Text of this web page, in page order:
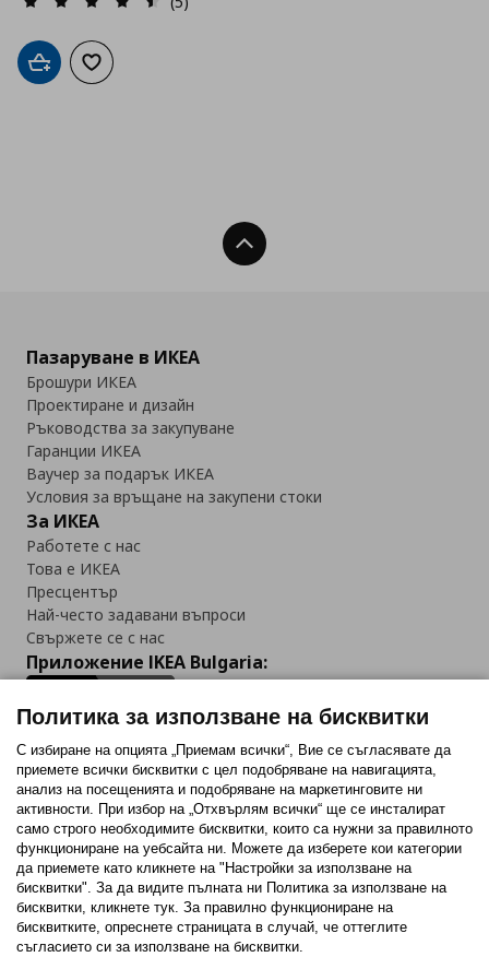
Добави в кошницата
Добави към списъка с любими
Нагоре
Пазаруване в ИКЕА
Брошури ИКЕА
Проектиране и дизайн
Ръководства за закупуване
Гаранции ИКЕА
Ваучер за подарък ИКЕА
Условия за връщане на закупени стоки
За ИКЕА
Работете с нас
Това е ИКЕА
Пресцентър
Най-често задавани въпроси
Свържете се с нас
Приложение IKEA Bulgaria:
Последвайте ни:
FacebookTwitterYoutubePinterestInstagram
Политика за използване на бисквитки (Cookies)
Политика за използване на бисквитки
С избиране на опцията „Приемам всички“, Вие се съгласявате да
приемете всички бисквитки с цел подобряване на навигацията,
анализ на посещенията и подобряване на маркетинговите ни
активности. При избор на „Отхвърлям всички“ ще се инсталират
само строго необходимитe бисквитки, които са нужни за правилното
функциониране на уебсайта ни. Можете да изберете кои категории
да приемете като кликнете на "Настройки за използване на
бисквитки". За да видите пълната ни Политика за използване на
бисквитки, кликнете тук. За правилно функциониране на
бисквитките, опреснете страницата в случай, че оттеглите
съгласието си за използване на бисквитки.